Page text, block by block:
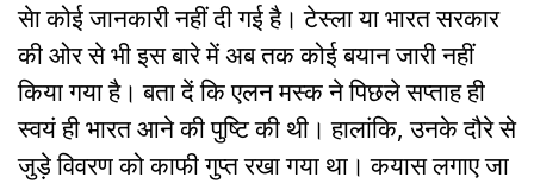
सेा कोई जानकारी नहीं दी गई है। टेस्ला या भारत सरकार
की ओर से भी इस बारे में अब तक कोई बयान जारी नहीं
किया गया है। बता दें कि एलन मस्क ने पिछले सप्ताह ही
स्वयं ही भारत आने की पुष्टि की थी। हालांकि, उनके दौरे से
जुड़े विवरण को काफी गुप्त रखा गया था। कयास लगाए जा